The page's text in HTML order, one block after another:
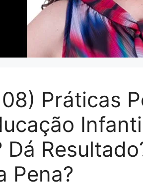
Práticas
Dá
Pena?